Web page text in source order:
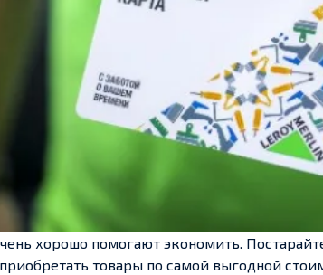
хорошо помогают экономить.
товары по самой выгодной